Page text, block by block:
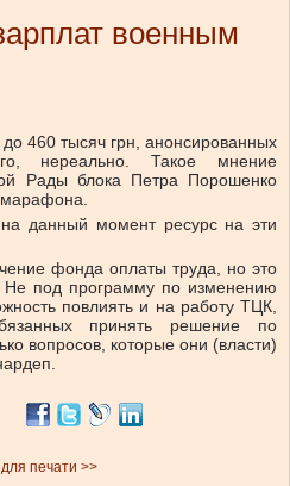
военным
460 тысяч грн, анонсированных
нереально. Такое мнение
Рады блока Петра Порошенко
данный момент ресурс на эти
фонда оплаты труда, но это
Не под программу по изменению
повлиять и на работу ТЦК,
принять решение по
вопросов, которые они (власти)
печати >>